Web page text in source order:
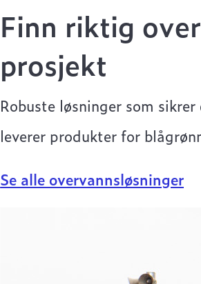
Finn riktig
prosjekt
Robuste løsninger som
leverer produkter for
Se alle overvannsløsninger